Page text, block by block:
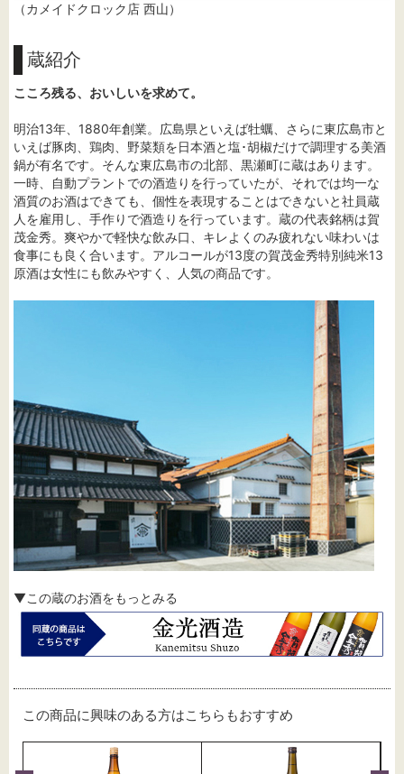
（カメイドクロック店 西山）
蔵紹介
こころ残る、おいしいを求めて。
明治13年、1880年創業。広島県といえば牡蠣、さらに東広島市と
いえば豚肉、鶏肉、野菜類を日本酒と塩･胡椒だけで調理する美酒
鍋が有名です。そんな東広島市の北部、黒瀬町に蔵はあります。
一時、自動プラントでの酒造りを行っていたが、それでは均一な
酒質のお酒はできても、個性を表現することはできないと社員蔵
人を雇用し、手作りで酒造りを行っています。蔵の代表銘柄は賀
茂金秀。爽やかで軽快な飲み口、キレよくのみ疲れない味わいは
食事にも良く合います。アルコールが13度の賀茂金秀特別純米13
原酒は女性にも飲みやすく、人気の商品です。
▼この蔵のお酒をもっとみる
この商品に興味のある方はこちらもおすすめ